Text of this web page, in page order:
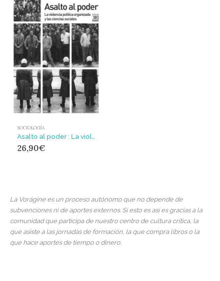
SOCIOLOGÍA
26,90€
La Vorágine es un proceso autónomo que no depende de
subvenciones ni de aportes externos. Si esto es así es gracias a la
comunidad que participa de nuestro centro de cultura crítica, la
que asiste a las jornadas de formación, la que compra libros o la
que hace aportes de tiempo o dinero.